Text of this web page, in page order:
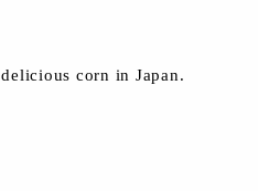
corn in Japan.